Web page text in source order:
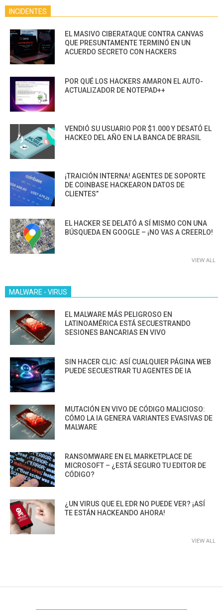
INCIDENTES
EL MASIVO CIBERATAQUE CONTRA CANVAS
QUE PRESUNTAMENTE TERMINÓ EN UN
ACUERDO SECRETO CON HACKERS
POR QUÉ LOS HACKERS AMARON EL AUTO-
ACTUALIZADOR DE NOTEPAD++
VENDIÓ SU USUARIO POR $1.000 Y DESATÓ EL
HACKEO DEL AÑO EN LA BANCA DE BRASIL
¡TRAICIÓN INTERNA! AGENTES DE SOPORTE
DE COINBASE HACKEARON DATOS DE
CLIENTES”
EL HACKER SE DELATÓ A SÍ MISMO CON UNA
BÚSQUEDA EN GOOGLE – ¡NO VAS A CREERLO!
VIEW ALL
MALWARE - VIRUS
EL MALWARE MÁS PELIGROSO EN
LATINOAMÉRICA ESTÁ SECUESTRANDO
SESIONES BANCARIAS EN VIVO
SIN HACER CLIC: ASÍ CUALQUIER PÁGINA WEB
PUEDE SECUESTRAR TU AGENTES DE IA
MUTACIÓN EN VIVO DE CÓDIGO MALICIOSO:
CÓMO LA IA GENERA VARIANTES EVASIVAS DE
MALWARE
RANSOMWARE EN EL MARKETPLACE DE
MICROSOFT – ¿ESTÁ SEGURO TU EDITOR DE
CÓDIGO?
¿UN VIRUS QUE EL EDR NO PUEDE VER? ¡ASÍ
TE ESTÁN HACKEANDO AHORA!
VIEW ALL